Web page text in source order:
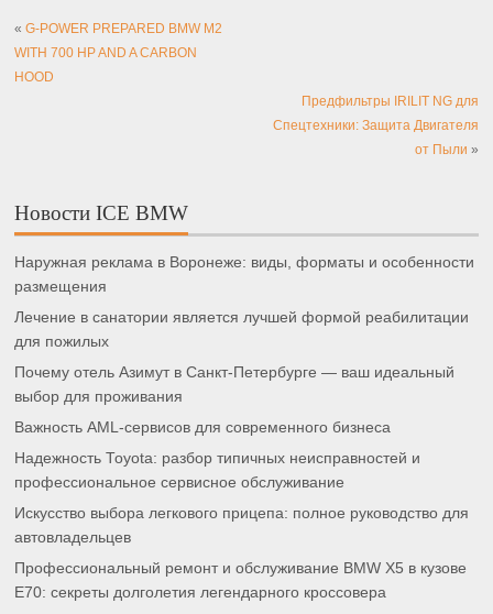
«G-POWER PREPARED BMW M2
WITH 700 HP AND A CARBON
HOOD
Предфильтры IRILIT NG для
Спецтехники: Защита Двигателя
от Пыли »
Новости ICE BMW
Наружная реклама в Воронеже: виды, форматы и особенности
размещения
Лечение в санатории является лучшей формой реабилитации
для пожилых
Почему отель Азимут в Санкт-Петербурге — ваш идеальный
выбор для проживания
Важность AML-сервисов для современного бизнеса
Надежность Toyota: разбор типичных неисправностей и
профессиональное сервисное обслуживание
Искусство выбора легкового прицепа: полное руководство для
автовладельцев
Профессиональный ремонт и обслуживание BMW X5 в кузове
E70: секреты долголетия легендарного кроссовера